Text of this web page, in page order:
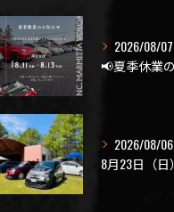
2026/08/07
2026/08/06